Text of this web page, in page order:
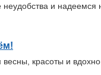
и
красоты и